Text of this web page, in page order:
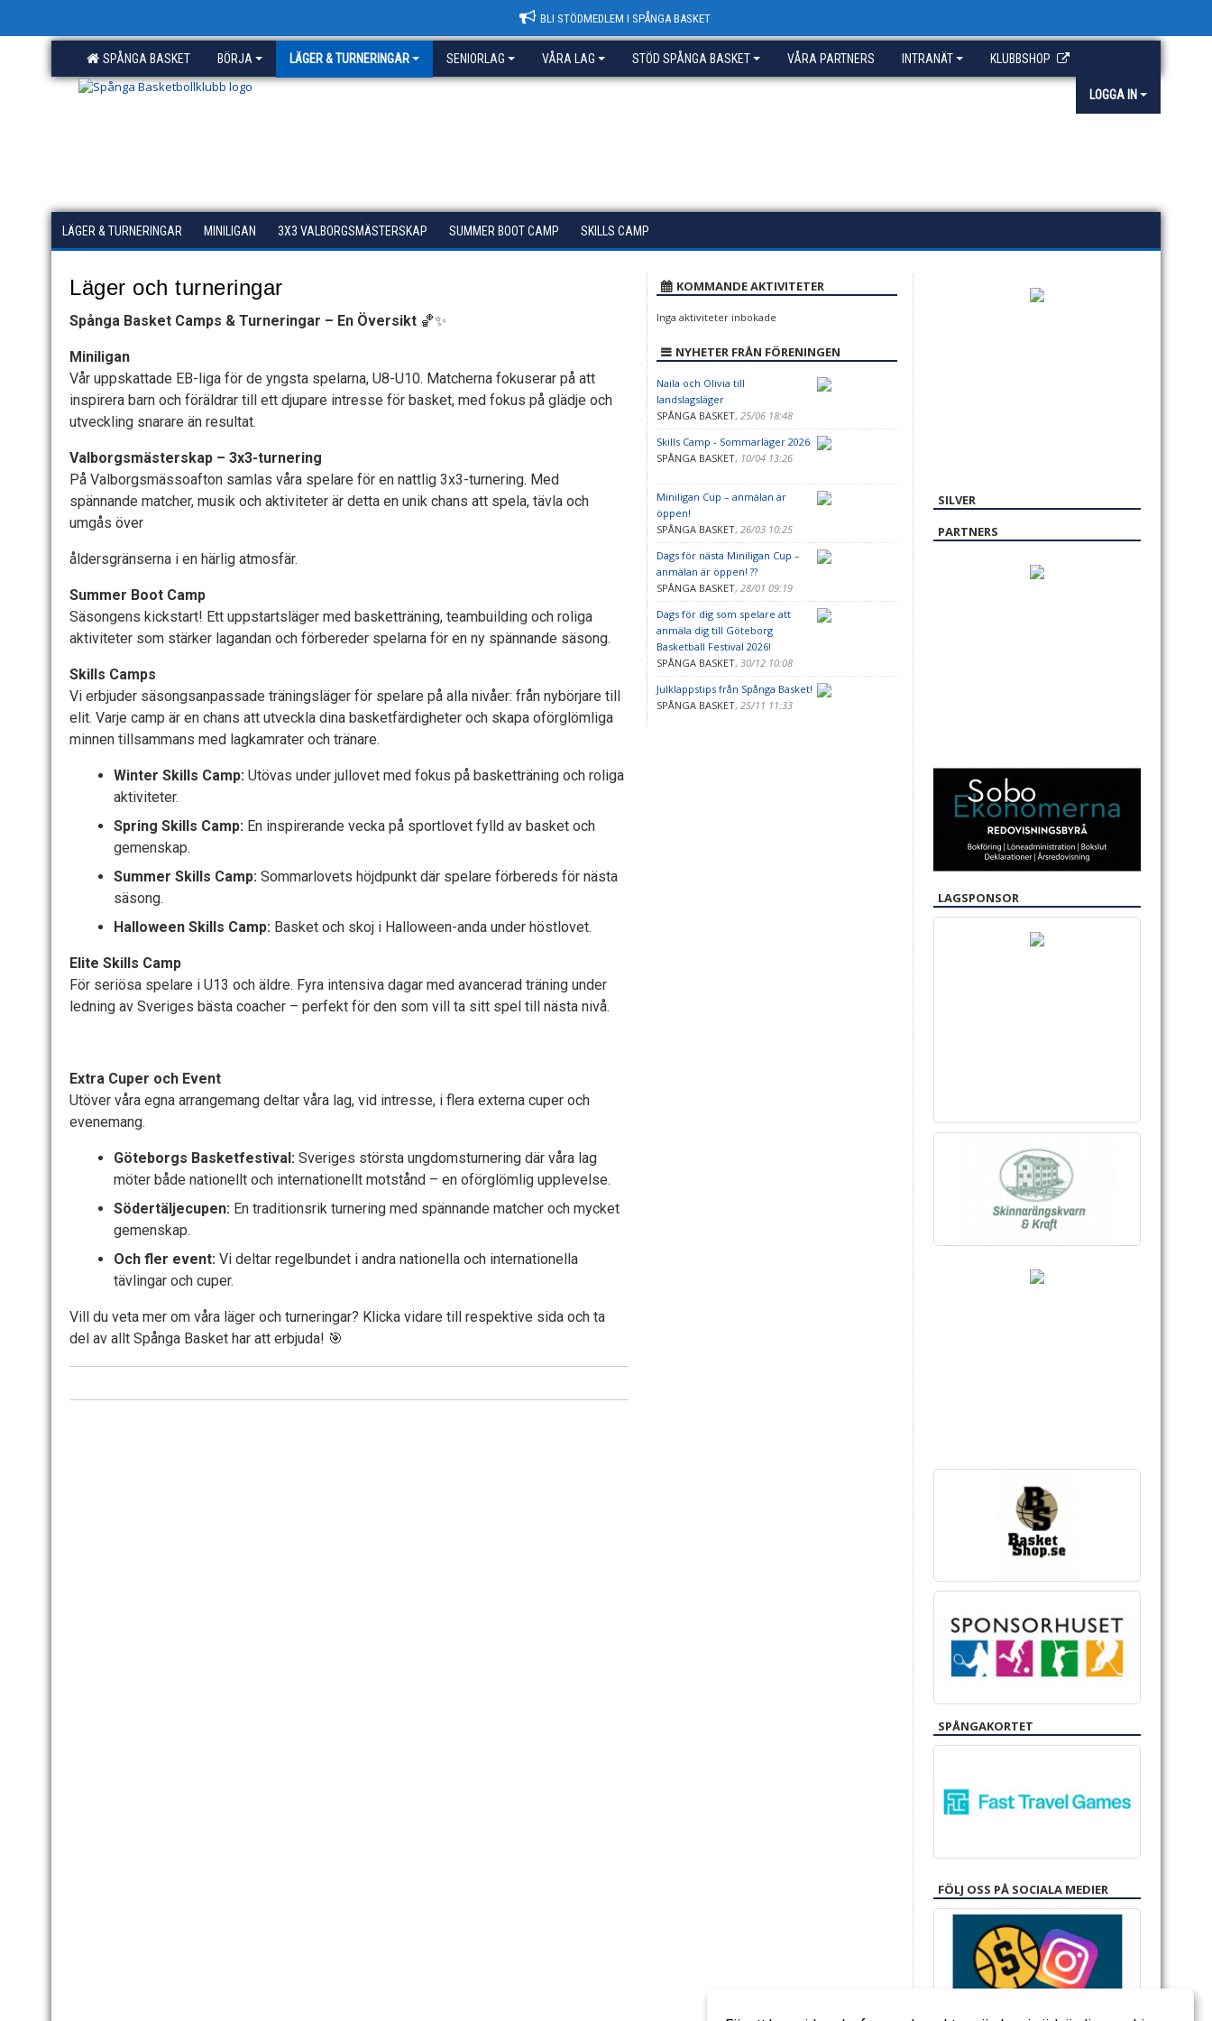
BLI STÖDMEDLEM I SPÅNGA BASKET
SPÅNGA BASKET BÖRJA LÄGER & TURNERINGAR SENIORLAG VÅRA LAG STÖD SPÅNGA BASKET VÅRA PARTNERS INTRANÄT KLUBBSHOP
LOGGA IN
LÄGER & TURNERINGAR MINILIGAN 3X3 VALBORGSMÄSTERSKAP SUMMER BOOT CAMP SKILLS CAMP
Läger och turneringar
Spånga Basket Camps & Turneringar – En Översikt 🏀✨
Miniligan
Vår uppskattade EB-liga för de yngsta spelarna, U8-U10. Matcherna fokuserar på att
inspirera barn och föräldrar till ett djupare intresse för basket, med fokus på glädje och
utveckling snarare än resultat.
Valborgsmästerskap – 3x3-turnering
På Valborgsmässoafton samlas våra spelare för en nattlig 3x3-turnering. Med
spännande matcher, musik och aktiviteter är detta en unik chans att spela, tävla och
umgås över
åldersgränserna i en härlig atmosfär.
Summer Boot Camp
Säsongens kickstart! Ett uppstartsläger med basketträning, teambuilding och roliga
aktiviteter som stärker lagandan och förbereder spelarna för en ny spännande säsong.
Skills Camps
Vi erbjuder säsongsanpassade träningsläger för spelare på alla nivåer: från nybörjare till
elit. Varje camp är en chans att utveckla dina basketfärdigheter och skapa oförglömliga
minnen tillsammans med lagkamrater och tränare.
Winter Skills Camp: Utövas under jullovet med fokus på basketträning och roliga
aktiviteter.
Spring Skills Camp: En inspirerande vecka på sportlovet fylld av basket och
gemenskap.
Summer Skills Camp: Sommarlovets höjdpunkt där spelare förbereds för nästa
säsong.
Halloween Skills Camp: Basket och skoj i Halloween-anda under höstlovet.
Elite Skills Camp
För seriösa spelare i U13 och äldre. Fyra intensiva dagar med avancerad träning under
ledning av Sveriges bästa coacher – perfekt för den som vill ta sitt spel till nästa nivå.
Extra Cuper och Event
Utöver våra egna arrangemang deltar våra lag, vid intresse, i flera externa cuper och
evenemang.
Göteborgs Basketfestival: Sveriges största ungdomsturnering där våra lag
möter både nationellt och internationellt motstånd – en oförglömlig upplevelse.
Södertäljecupen: En traditionsrik turnering med spännande matcher och mycket
gemenskap.
Och fler event: Vi deltar regelbundet i andra nationella och internationella
tävlingar och cuper.
Vill du veta mer om våra läger och turneringar? Klicka vidare till respektive sida och ta
del av allt Spånga Basket har att erbjuda! 🎯
KOMMANDE AKTIVITETER
Inga aktiviteter inbokade
NYHETER FRÅN FÖRENINGEN
Naila och Olivia till
landslagsläger
SPÅNGA BASKET, 25/06 18:48
Skills Camp - Sommarläger 2026
SPÅNGA BASKET, 10/04 13:26
Miniligan Cup – anmälan är
öppen!
SPÅNGA BASKET, 26/03 10:25
Dags för nästa Miniligan Cup –
anmälan är öppen! ??
SPÅNGA BASKET, 28/01 09:19
Dags för dig som spelare att
anmäla dig till Göteborg
Basketball Festival 2026!
SPÅNGA BASKET, 30/12 10:08
Julklappstips från Spånga Basket!
SPÅNGA BASKET, 25/11 11:33
SILVER
PARTNERS
LAGSPONSOR
SPÅNGAKORTET
FÖLJ OSS PÅ SOCIALA MEDIER